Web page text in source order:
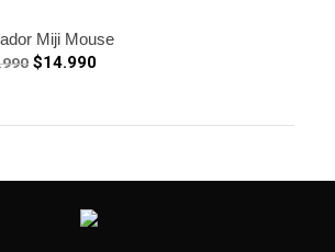
Miji Mouse
$14.990